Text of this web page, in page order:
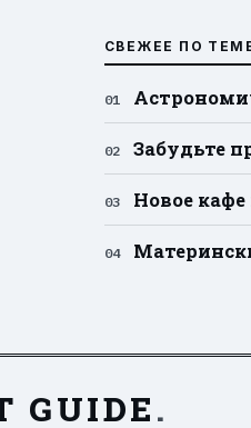
СВЕЖЕЕ ПО
Забудьте
Новое
GUIDE.